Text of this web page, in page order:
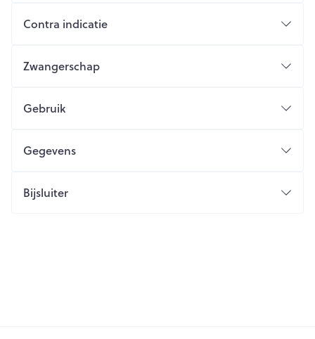
Contra indicatie
Zwangerschap
Gebruik
Gegevens
Bijsluiter